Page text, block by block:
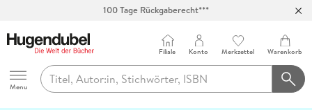
100 Tage Rückgaberecht***
Hugendubel
Menu
Filiale Konto Merkzettel Warenkorb